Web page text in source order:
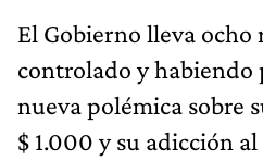
El Gobierno lleva ocho
controlado y
nueva polémica sobre
$ 1.000 y su adicción